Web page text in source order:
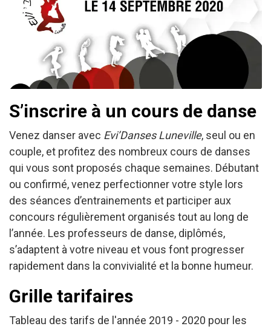
S’inscrire à un cours de danse
Venez danser avec Evi’Danses Luneville, seul ou en
couple, et profitez des nombreux cours de danses
qui vous sont proposés chaque semaines. Débutant
ou confirmé, venez perfectionner votre style lors
des séances d’entrainements et participer aux
concours régulièrement organisés tout au long de
l’année. Les professeurs de danse, diplômés,
s’adaptent à votre niveau et vous font progresser
rapidement dans la convivialité et la bonne humeur.
Grille tarifaires
Tableau des tarifs de l'année 2019 - 2020 pour les